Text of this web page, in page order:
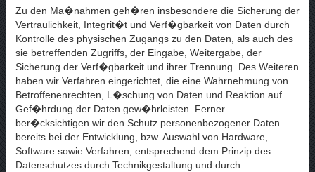
Zu den Ma�nahmen geh�ren insbesondere die Sicherung der
Vertraulichkeit, Integrit�t und Verf�gbarkeit von Daten durch
Kontrolle des physischen Zugangs zu den Daten, als auch des
sie betreffenden Zugriffs, der Eingabe, Weitergabe, der
Sicherung der Verf�gbarkeit und ihrer Trennung. Des Weiteren
haben wir Verfahren eingerichtet, die eine Wahrnehmung von
Betroffenenrechten, L�schung von Daten und Reaktion auf
Gef�hrdung der Daten gew�hrleisten. Ferner
ber�cksichtigen wir den Schutz personenbezogener Daten
bereits bei der Entwicklung, bzw. Auswahl von Hardware,
Software sowie Verfahren, entsprechend dem Prinzip des
Datenschutzes durch Technikgestaltung und durch